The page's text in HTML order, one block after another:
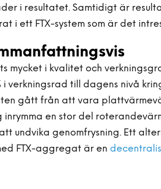
i resultatet. Samtidigt är
i ett FTX-system som är det
mycket i kvalitet och
verkningsrad till dagens nivå
gått från att vara
en stor del
undvika genomfrysning. Ett
FTX-aggregat är en